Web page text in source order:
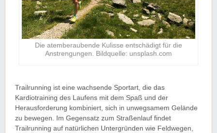
Die atemberaubende Kulisse entschädigt für die
Anstrengungen. Bildquelle: unsplash.com
Trailrunning ist eine wachsende Sportart, die das
Kardiotraining des Laufens mit dem Spaß und der
Herausforderung kombiniert, sich in unwegsamem Gelände
zu bewegen. Im Gegensatz zum Straßenlauf findet
Trailrunning auf natürlichen Untergründen wie Feldwegen,